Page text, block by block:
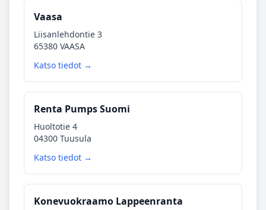
Vaasa
Liisanlehdontie 3
65380 VAASA
Katso tiedot →
Renta Pumps Suomi
Huoltotie 4
04300 Tuusula
Katso tiedot →
Konevuokraamo Lappeenranta